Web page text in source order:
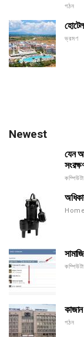
গঠন
ভ্রমণ
Newest
যেন
গঠন